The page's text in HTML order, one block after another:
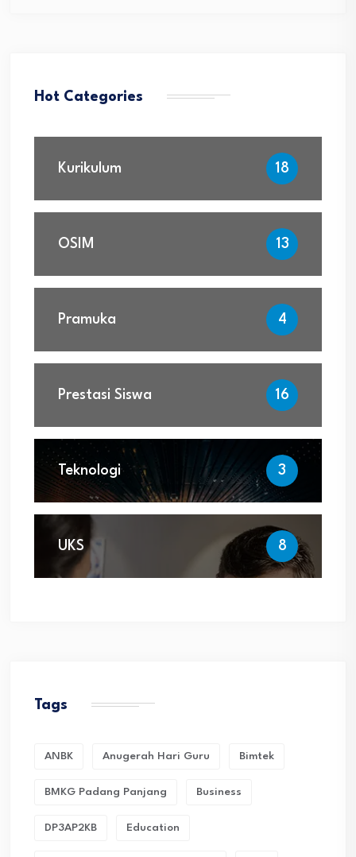
Hot Categories
Kurikulum 18
OSIM 13
Pramuka 4
Prestasi Siswa 16
Teknologi 3
UKS 8
Tags
ANBK Anugerah Hari Guru Bimtek
BMKG Padang Panjang Business
DP3AP2KB Education